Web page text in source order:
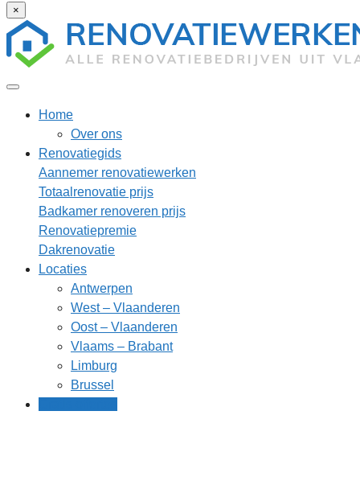
×
Home
Over ons
Renovatiegids
Aannemer renovatiewerken
Totaalrenovatie prijs
Badkamer renoveren prijs
Renovatiepremie
Dakrenovatie
Locaties
Antwerpen
West – Vlaanderen
Oost – Vlaanderen
Vlaams – Brabant
Limburg
Brussel